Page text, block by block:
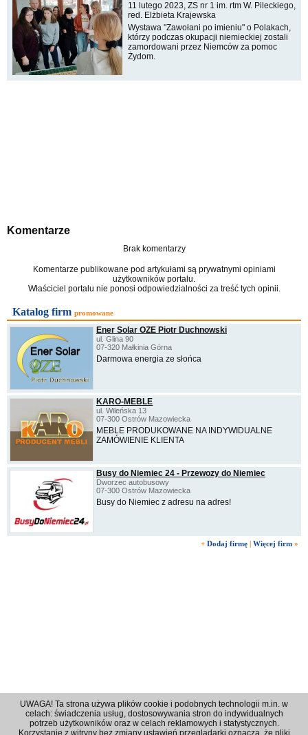
11 lutego 2023, ZS nr 1 im. rtm W. Pileckiego,
red. Elżbieta Krajewska
Wystawa "Zawołani po imieniu" o Polakach,
którzy podczas okupacji niemieckiej zostali
zamordowani przez Niemców za pomoc
Żydom.
Komentarze
Brak komentarzy
Komentarze publikowane pod artykułami są prywatnymi opiniami
użytkowników portalu.
Właściciel portalu nie ponosi odpowiedzialności za treść tych opinii.
Katalog firm promowane
Ener Solar OZE Piotr Duchnowski
ul. Glina 90
07-320 Małkinia Górna
Darmowa energia ze słońca
KARO-MEBLE
ul. Wileńska 13
07-300 Ostrów Mazowiecka
MEBLE PRODUKOWANE NA INDYWIDUALNE
ZAMÓWIENIE KLIENTA
Busy do Niemiec 24 - Przewozy do Niemiec
Dworzec autobusowy
07-300 Ostrów Mazowiecka
Busy do Niemiec z adresu na adres!
+ Dodaj firmę | Więcej firm »
UWAGA! Ta strona używa plików cookie i podobnych technologii m.in. w
celach: świadczenia usług, dostosowywania stron do indywidualnych
potrzeb użytkowników oraz w celach reklamowych i statystycznych.
Korzystanie z witryny bez zmiany ustawień przeglądarki oznacza, że pliki